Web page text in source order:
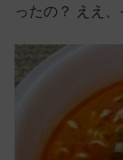
ったの？ ええ